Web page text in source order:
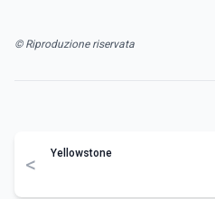
© Riproduzione riservata
< Yellowstone